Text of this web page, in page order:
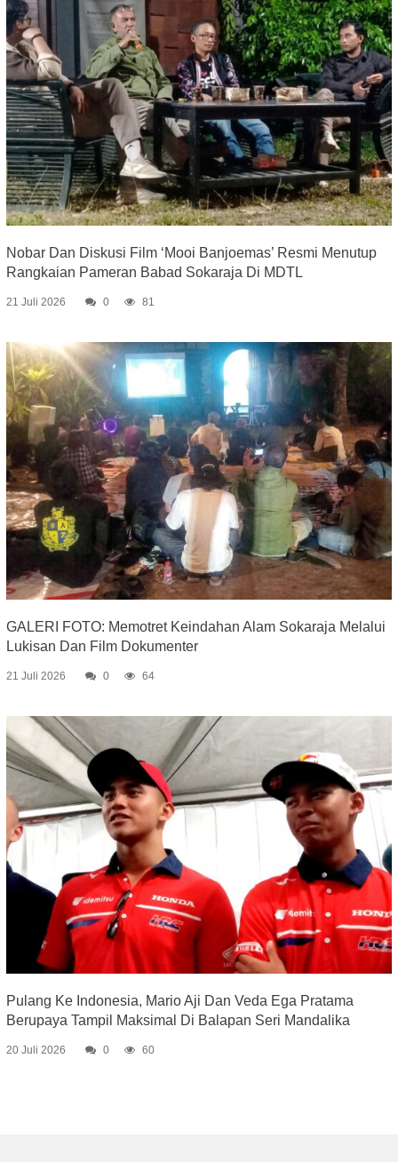
Nobar Dan Diskusi Film ‘Mooi Banjoemas’ Resmi Menutup
Rangkaian Pameran Babad Sokaraja Di MDTL
21 Juli 2026 0 81
GALERI FOTO: Memotret Keindahan Alam Sokaraja Melalui
Lukisan Dan Film Dokumenter
21 Juli 2026 0 64
Pulang Ke Indonesia, Mario Aji Dan Veda Ega Pratama
Berupaya Tampil Maksimal Di Balapan Seri Mandalika
20 Juli 2026 0 60